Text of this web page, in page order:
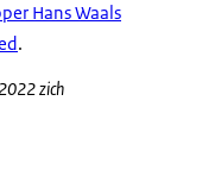
Hans Waals
.
zich